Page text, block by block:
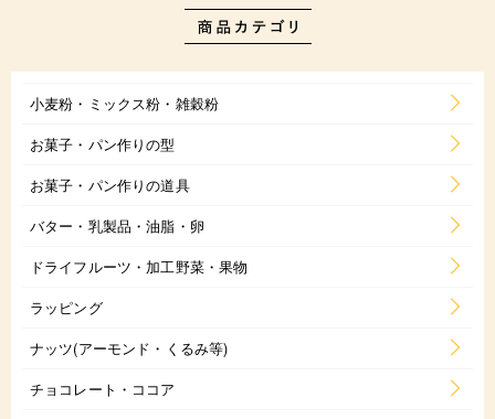
小麦粉・ミックス粉・雑穀粉
お菓子・パン作りの型
お菓子・パン作りの道具
バター・乳製品・油脂・卵
ドライフルーツ・加工野菜・果物
ラッピング
ナッツ(アーモンド・くるみ等)
チョコレート・ココア